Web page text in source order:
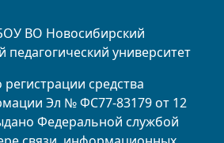
ВО Новосибирский
педагогический университет
средства
Эл № ФС77-83179 от 12
Федеральной службой